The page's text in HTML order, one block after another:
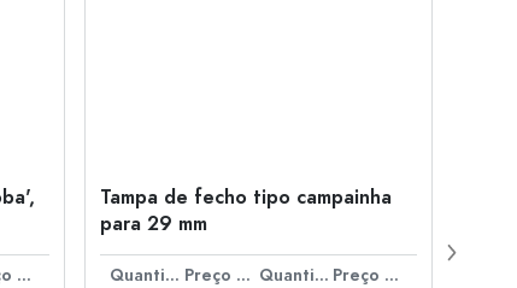
Preço por peça
Tampa de fecho tipo campainha
para 29 mm
Quantidade Preço por peça Quantidade
Preço por peça